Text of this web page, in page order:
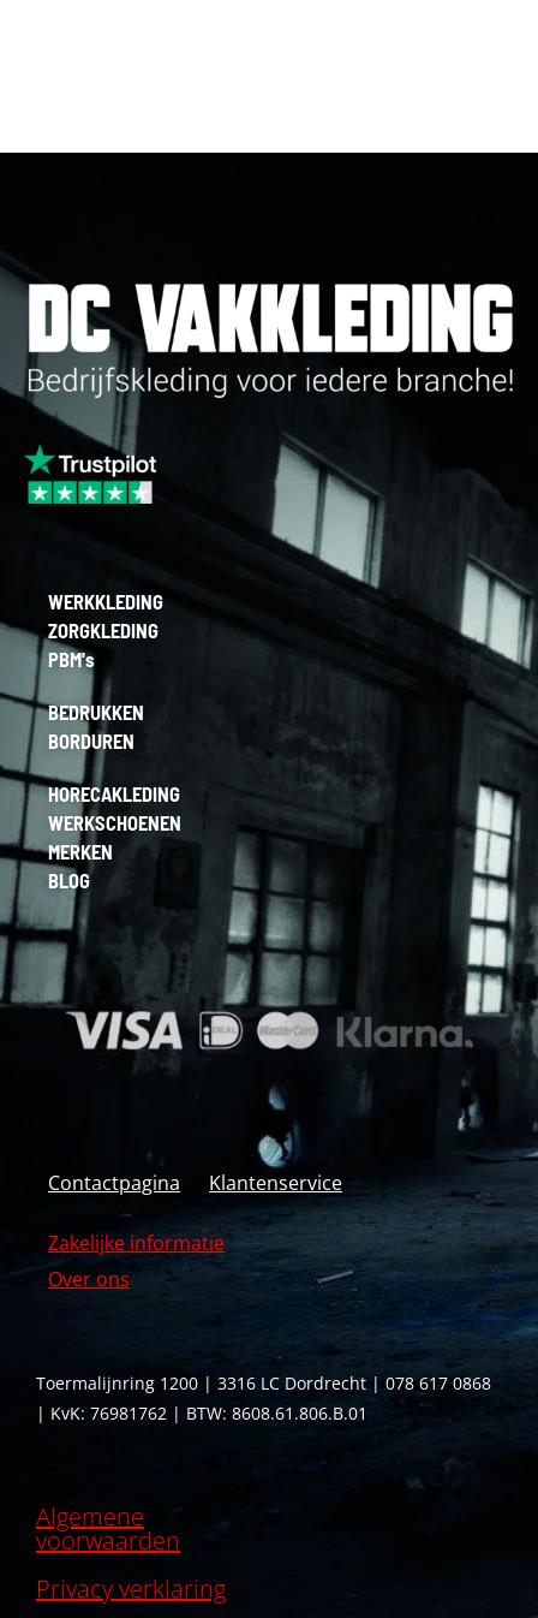
WERKKLEDING
ZORGKLEDING
PBM's
BEDRUKKEN
BORDUREN
HORECAKLEDING
WERKSCHOENEN
MERKEN
BLOG
Contactpagina Klantenservice
Zakelijke informatie
Over ons
Toermalijnring 1200 | 3316 LC Dordrecht | 078 617 0868
| KvK: 76981762 | BTW: 8608.61.806.B.01
Algemene
voorwaarden
Privacy verklaring